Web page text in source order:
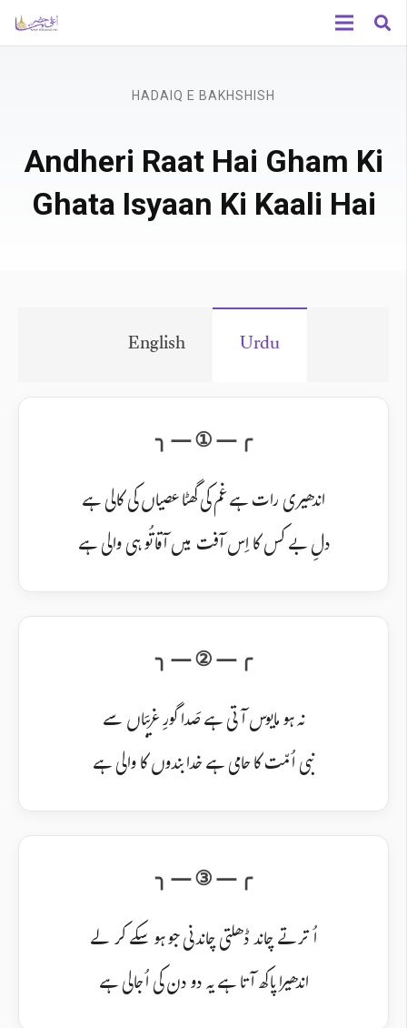
HADAIQ E BAKHSHISH
Andheri Raat Hai Gham Ki
Ghata Isyaan Ki Kaali Hai
English Urdu
اندھیری رات ہے غم کی گھٹا عصیاں کی کالی ہے
دلِ بے کس کا اِس آفت میں آقا تُو ہی والی ہے
نہ ہو مایوس آتی ہے صَدا گورِ غریبَاں سے
نبی اُمّت کا حامی ہے خدا بندوں کا والی ہے
اُترتے چاند ڈھلتی چاندنی جو ہو سکے کر لے
اندھیرا پاکھ آتا ہے یہ دو دن کی اُجالی ہے